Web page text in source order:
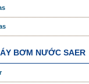
BƠM NƯỚC SAER